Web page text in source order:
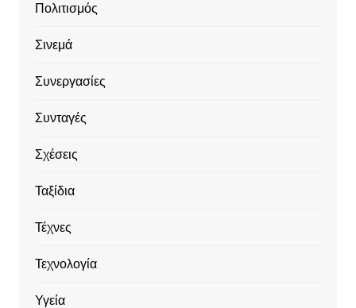
Πολιτισμός
Σινεμά
Συνεργασίες
Συνταγές
Σχέσεις
Ταξίδια
Τέχνες
Τεχνολογία
Υγεία